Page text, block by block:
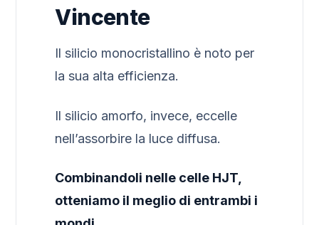
Vincente
Il silicio monocristallino è noto per
la sua alta efficienza.
Il silicio amorfo, invece, eccelle
nell’assorbire la luce diffusa.
Combinandoli nelle celle HJT,
otteniamo il meglio di entrambi i